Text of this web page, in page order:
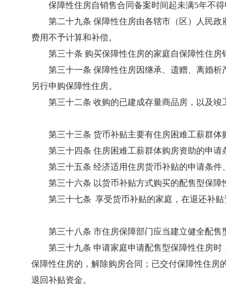
保障性住房自销售合同备案时间起未满5年不
第二十九条 保障性住房由各辖市（区）人民
费用不予计算和补偿。
第三十条 购买保障性住房的家庭自保障性住
第三十一条 保障性住房因继承、遗赠、离婚
另行申购保障性住房。
第三十二条 收购的已建成存量商品房，以及
第三十三条 货币补贴主要有住房困难工薪群
第三十四条 住房困难工薪群体购房资助的申
第三十五条 经济适用住房货币补贴的申请条
第三十六条 以货币补贴方式购买的配售型保
第三十七条 享受货币补贴的家庭，在退还补
第三十八条 市住房保障部门应当建立健全配
第三十九条 申请家庭申请配售型保障性住房
保障性住房的，解除购房合同；已交付保障性住
退回补贴资金。